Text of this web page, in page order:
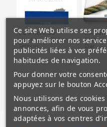
La Prière du
Voyageur Ques,
Répon,...
Prière
Dar...
Ce site Web utilise ses
pour améliorer nos
publicités liées à vos
habitudes de navigation.
Pour donner votre
appuyez sur le bouton
Nous utilisons des
annonces, afin de vous
adaptées à vos centres